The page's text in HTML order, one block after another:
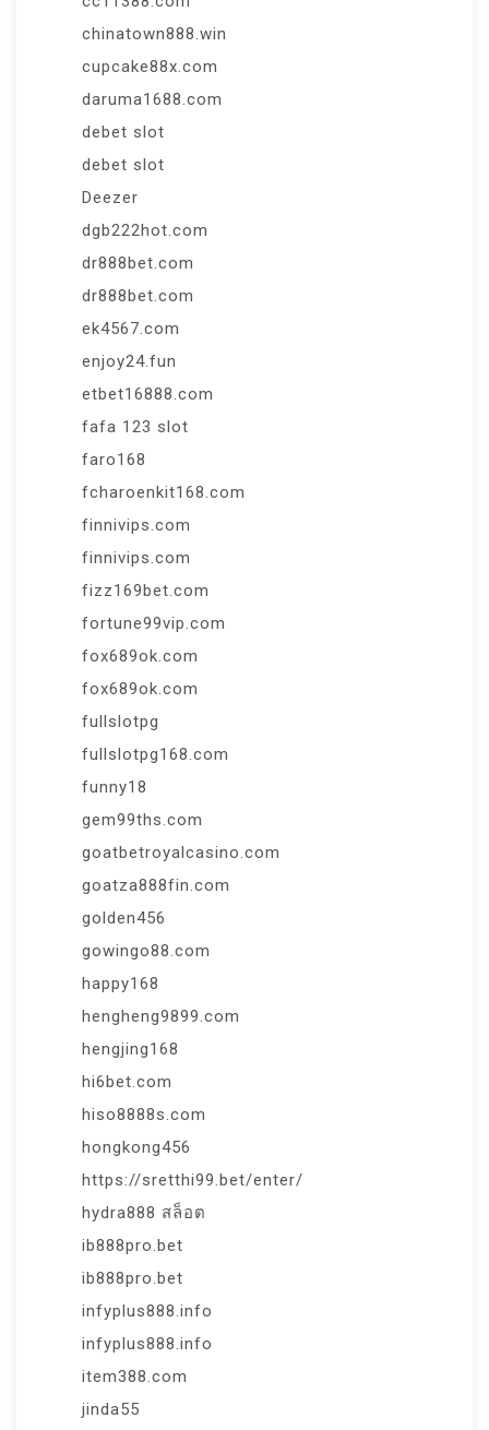
chinatown888.win
cupcake88x.com
daruma1688.com
debet slot
debet slot
Deezer
dgb222hot.com
dr888bet.com
dr888bet.com
ek4567.com
enjoy24.fun
etbet16888.com
fafa 123 slot
faro168
fcharoenkit168.com
finnivips.com
finnivips.com
fizz169bet.com
fortune99vip.com
fox689ok.com
fox689ok.com
fullslotpg
fullslotpg168.com
funny18
gem99ths.com
goatbetroyalcasino.com
goatza888fin.com
golden456
gowingo88.com
happy168
hengheng9899.com
hengjing168
hi6bet.com
hiso8888s.com
hongkong456
https://sretthi99.bet/enter/
hydra888 สล็อต
ib888pro.bet
ib888pro.bet
infyplus888.info
infyplus888.info
item388.com
jinda55